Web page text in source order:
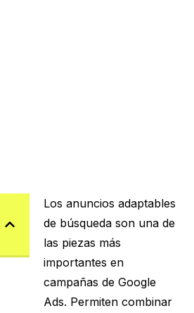
Los anuncios adaptables
de búsqueda son una de
las piezas más
importantes en
campañas de Google
Ads. Permiten combinar